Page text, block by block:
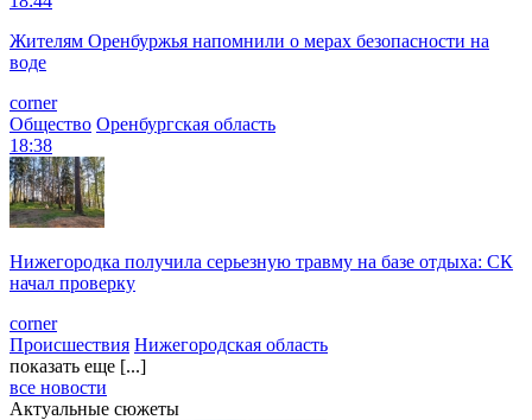
Жителям Оренбуржья напомнили о мерах безопасности на
воде
corner
Общество Оренбургская область
18:38
Нижегородка получила серьезную травму на базе отдыха: СК
начал проверку
corner
Происшествия Нижегородская область
показать еще [...]
все новости
Актуальные сюжеты